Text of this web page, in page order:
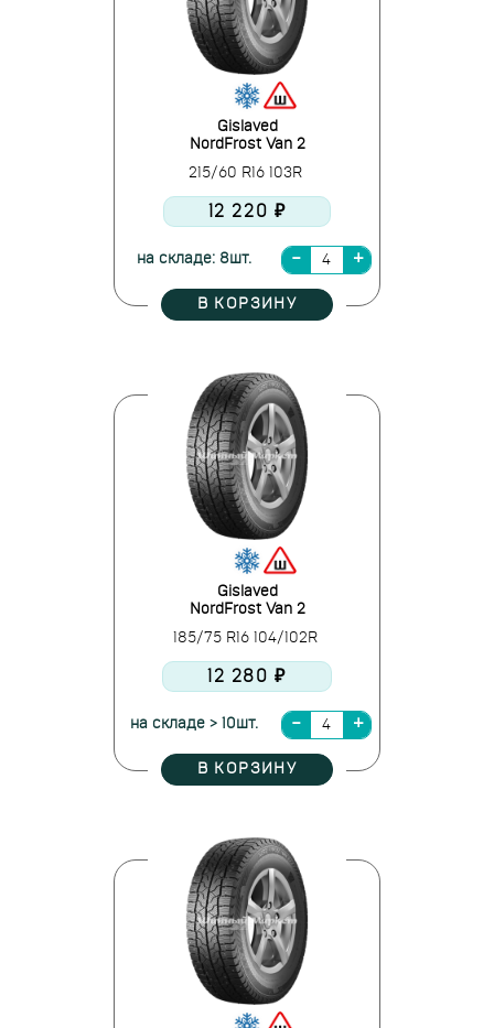
Gislaved
NordFrost Van 2
215/60 R16 103R
12 220 ₽
на складе: 8шт.
В КОРЗИНУ
Gislaved
NordFrost Van 2
185/75 R16 104/102R
12 280 ₽
на складе > 10шт.
В КОРЗИНУ